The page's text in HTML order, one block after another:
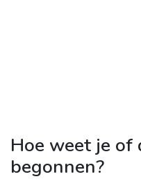
Hoe weet je of
begonnen?